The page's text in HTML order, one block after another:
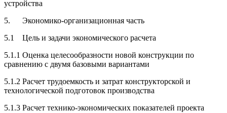
устройства
5. Экономико-организационная часть
5.1 Цель и задачи экономического расчета
5.1.1 Оценка целесообразности новой конструкции по
сравнению с двумя базовыми вариантами
5.1.2 Расчет трудоемкость и затрат конструкторской и
технологической подготовок производства
5.1.3 Расчет технико-экономических показателей проекта